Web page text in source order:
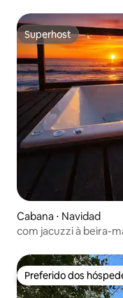
Superhost
Superhost
Cabana ⋅ Navidad
com jacuzzi à beira-
Preferido dos
Preferido dos